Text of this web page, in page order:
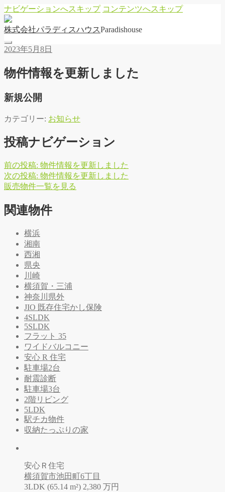
ナビゲーションへスキップ コンテンツへスキップ
株式会社パラディ スハウ スParadishouse
2023年5月8日
物件情報を更新しました
新規公開
カテゴリー: お知らせ
投稿ナビゲーション
前の投稿: 物件情報を更新しました
次の投稿: 物件情報を更新しました
販売物件一覧を 見る
関連物件
横浜
湘南
西湘
県央
川崎
横須賀・三浦
神奈川県外
JIO 既存住宅かし保険
4SLDK
5SLDK
フラット 35
ワイドバルコニー
安心 R 住宅
駐車場2台
耐震診断
駐車場3台
2階リビング
5LDK
駅チカ物件
収納たっぷりの家
安心Ｒ住宅
横須賀市池田町6丁目
3LDK (65.14 m²) 2,380 万円